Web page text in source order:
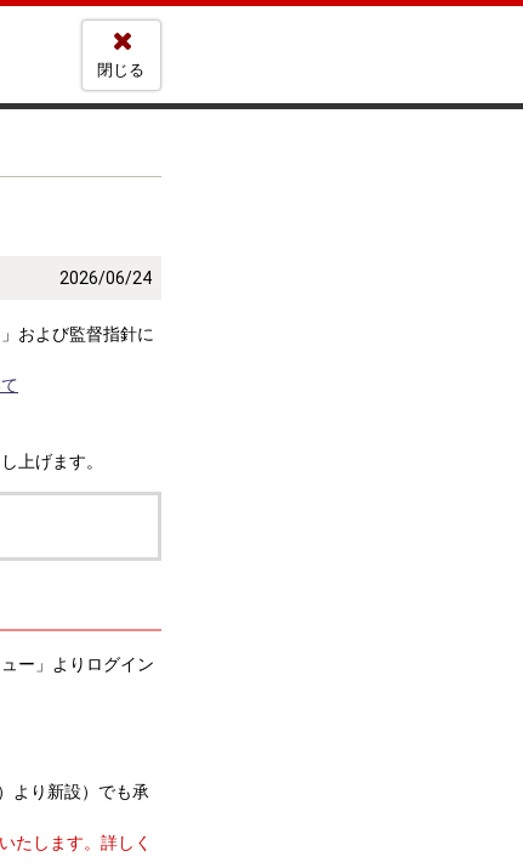
閉じる
2026/06/24
および監督指針に
上げます。
ー」よりログイン
より新設）でも承
たします。詳しく